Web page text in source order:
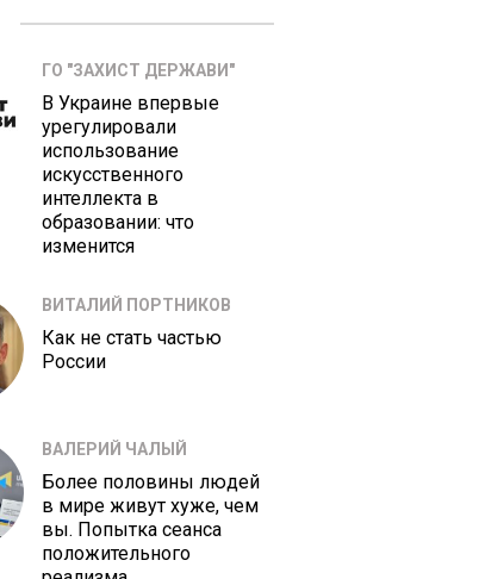
ГО "ЗАХИСТ ДЕРЖАВИ"
В Украине впервые
урегулировали
использование
искусственного
интеллекта в
образовании: что
изменится
ВИТАЛИЙ ПОРТНИКОВ
Как не стать частью
России
ВАЛЕРИЙ ЧАЛЫЙ
Более половины людей
в мире живут хуже, чем
вы. Попытка сеанса
положительного